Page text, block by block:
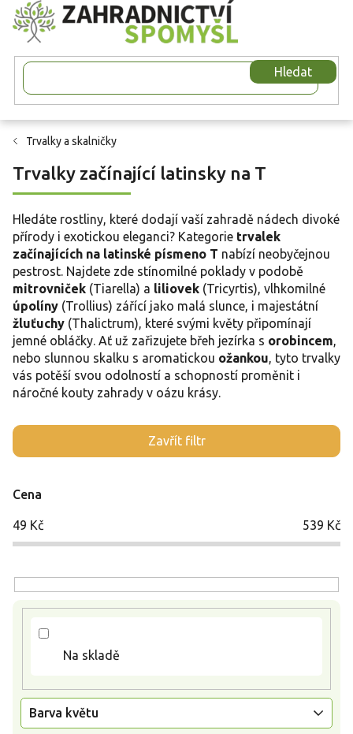
Přejít
na
obsah
Hledat
Trvalky a skalničky
Trvalky začínající latinsky na T
Hledáte rostliny, které dodají vaší zahradě nádech divoké
přírody i exotickou eleganci? Kategorie trvalek
začínajících na latinské písmeno T nabízí neobyčejnou
pestrost. Najdete zde stínomilné poklady v podobě
mitrovniček (Tiarella) a liliovek (Tricyrtis), vlhkomilné
úpolíny (Trollius) zářící jako malá slunce, i majestátní
žluťuchy (Thalictrum), které svými květy připomínají
jemné obláčky. Ať už zařizujete břeh jezírka s orobincem
nebo slunnou skalku s aromatickou ožankou , tyto trvalky
vás potěší svou odolností a schopností proměnit i
náročné kouty zahrady v oázu krásy.
Zavřít filtr
Cena
49 Kč 539 Kč
Na skladě
Barva květu
V
ý
s
p
u